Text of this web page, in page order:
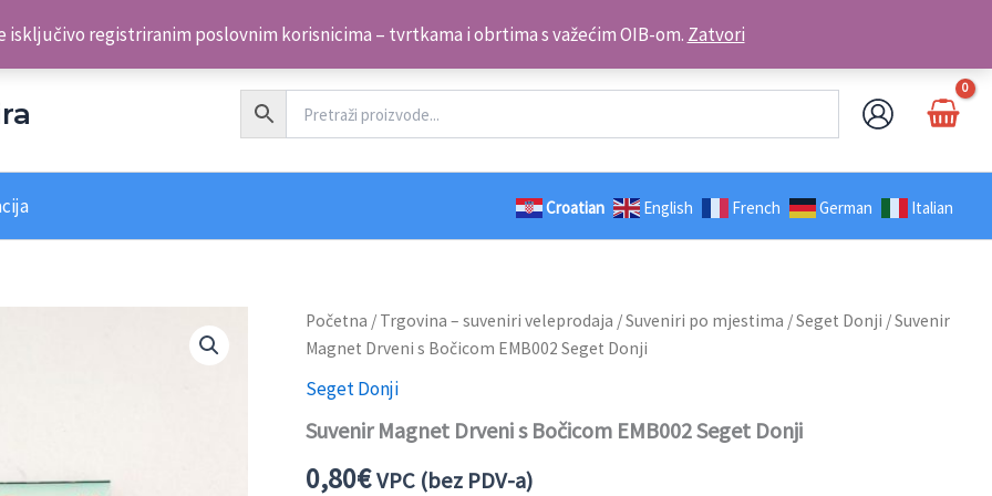
isključivo registriranim poslovnim korisnicima – tvrtkama i obrtima s važećim OIB-om. ZatvoriKontakt telefon: +385 98 179 3891
Croatian English French German Italian
Početna / Trgovina – suveniri veleprodaja /Suveniri po mjestima /Seget Donji / Suvenir
Magnet Drveni s Bočicom EMB002 Seget Donji
Seget Donji
Suvenir Magnet Drveni s Bočicom EMB002 Seget Donji
0,80€VPC (bez PDV-a)